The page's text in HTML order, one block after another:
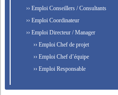
›› Emploi Conseillers / Consultants
›› Emploi Coordinateur
›› Emploi Directeur / Manager
›› Emploi Chef de projet
›› Emploi Chef d’équipe
›› Emploi Responsable